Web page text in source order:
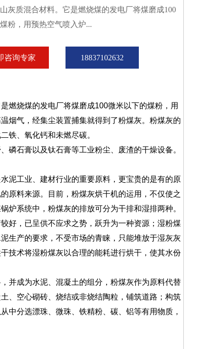
灰质混合材料。它是燃烧煤的发电厂将煤磨成100
粉，用预热空气喷入炉...
咨询专家 18837102632
烧煤的发电厂将煤磨成100微米以下的煤粉，用
烟气，经集尘装置捕集就得到了粉煤灰。粉煤灰的
铁、氧化钙和未燃尽碳。
石膏以及钛石膏等工业粉尘、废渣的干燥设备。
工业、建材行业的重要原料，更宝贵的是有的原
原料来源。目前，粉煤灰烘干机的运用，不仅使之
炉系统中，粉煤灰的排放可分为干排和湿排两种。
好，已呈供不应求之势，跃升为一种资源；湿粉煤
生产的要求，不受市场的青睐，只能堆放于湿灰灰
技术将湿粉煤灰以合理的能耗进行烘干，使其水份
成为水泥、混凝土的组分，粉煤灰作为原料代替
、空心砌砖、烧结或非烧结陶粒，铺筑道路；构筑
中分选漂珠、微珠、铁精粉、碳、铝等有用物质，